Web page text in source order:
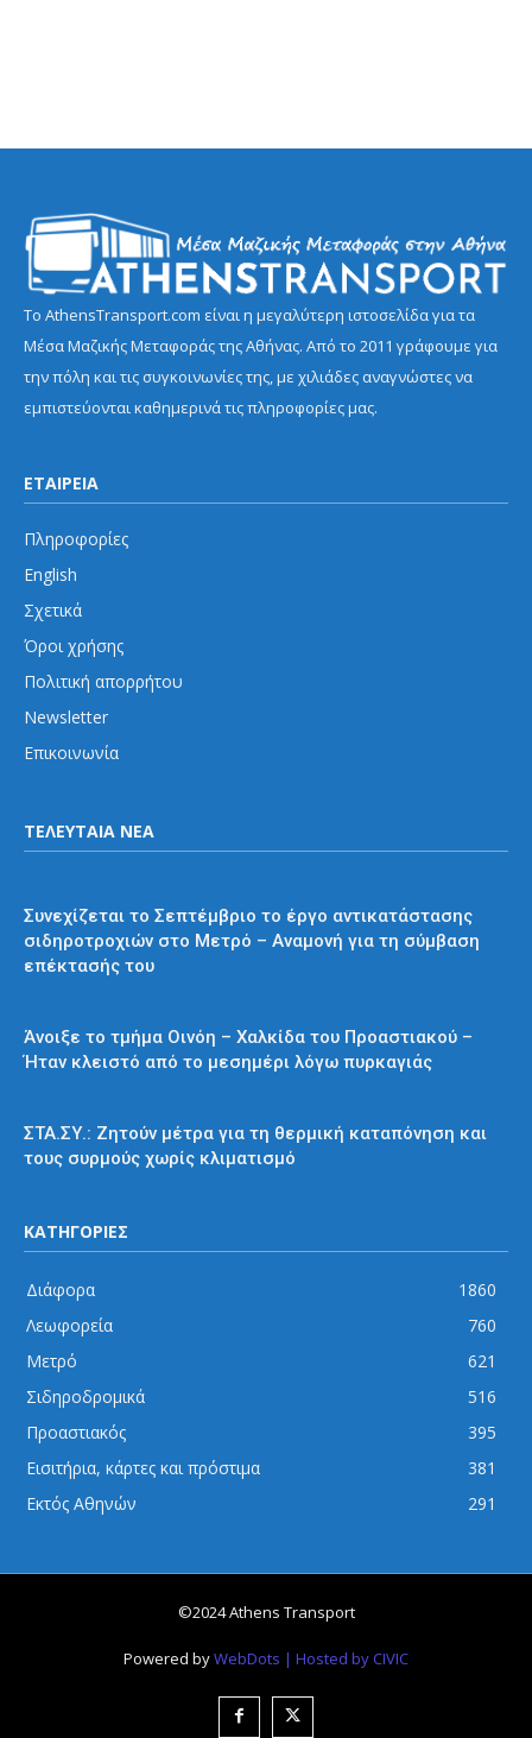
Το AthensTransport.com είναι η μεγαλύτερη ιστοσελίδα για τα
Μέσα Μαζικής Μεταφοράς της Αθήνας. Από το 2011 γράφουμε για
την πόλη και τις συγκοινωνίες της, με χιλιάδες αναγνώστες να
εμπιστεύονται καθημερινά τις πληροφορίες μας.
ΕΤΑΙΡΕΙΑ
Πληροφορίες
English
Σχετικά
Όροι χρήσης
Πολιτική απορρήτου
Newsletter
Επικοινωνία
ΤΕΛΕΥΤΑΙΑ ΝΕΑ
Συνεχίζεται το Σεπτέμβριο το έργο αντικατάστασης
σιδηροτροχιών στο Μετρό – Αναμονή για τη σύμβαση
επέκτασής του
Άνοιξε το τμήμα Οινόη – Χαλκίδα του Προαστιακού –
Ήταν κλειστό από το μεσημέρι λόγω πυρκαγιάς
ΣΤΑ.ΣΥ.: Ζητούν μέτρα για τη θερμική καταπόνηση και
τους συρμούς χωρίς κλιματισμό
ΚΑΤΗΓΟΡΙΕΣ
Διάφορα
1860
Λεωφορεία
760
Μετρό
621
Σιδηροδρομικά
516
Προαστιακός
395
Εισιτήρια, κάρτες και πρόστιμα
381
Εκτός Αθηνών
291
©2024 Athens Transport
Powered byWebDots | Hosted by CIVIC